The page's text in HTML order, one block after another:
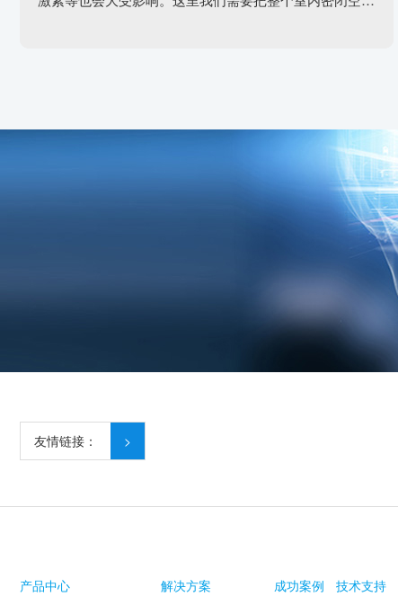
友情链接： >
产品中心 解决方案 成功案例 技术支持